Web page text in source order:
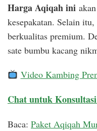
Harga Aqiqah ini
kesepakatan. Selain
berkualitas premium.
sate bumbu kacang
Video Kambing
Chat untuk
Baca: Paket Aqiqah